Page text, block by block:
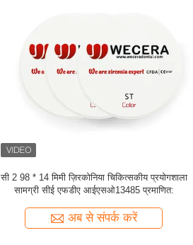
सुपर ट्रांसलूसेंट डेंटल ज़िरकोनिया ब्लैंक्स वीटा 16 कलर्स
98×16 मिमी
अब से संपर्क करें